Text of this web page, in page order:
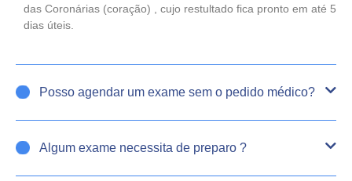
das Coronárias (coração) , cujo restultado fica pronto em até 5
dias úteis.
Posso agendar um exame sem o pedido médico?
Algum exame necessita de preparo ?